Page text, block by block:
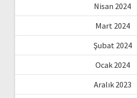
Nisan 2024
Mart 2024
Şubat 2024
Ocak 2024
Aralık 2023